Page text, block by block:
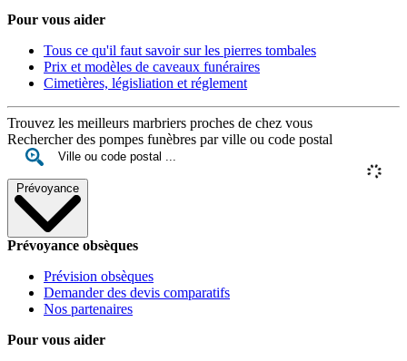
Pour vous aider
Tous ce qu'il faut savoir sur les pierres tombales
Prix et modèles de caveaux funéraires
Cimetières, législiation et réglement
Trouvez les meilleurs marbriers proches de chez vous
Rechercher des pompes funèbres par ville ou code postal
Prévoyance
Prévoyance obsèques
Prévision obsèques
Demander des devis comparatifs
Nos partenaires
Pour vous aider